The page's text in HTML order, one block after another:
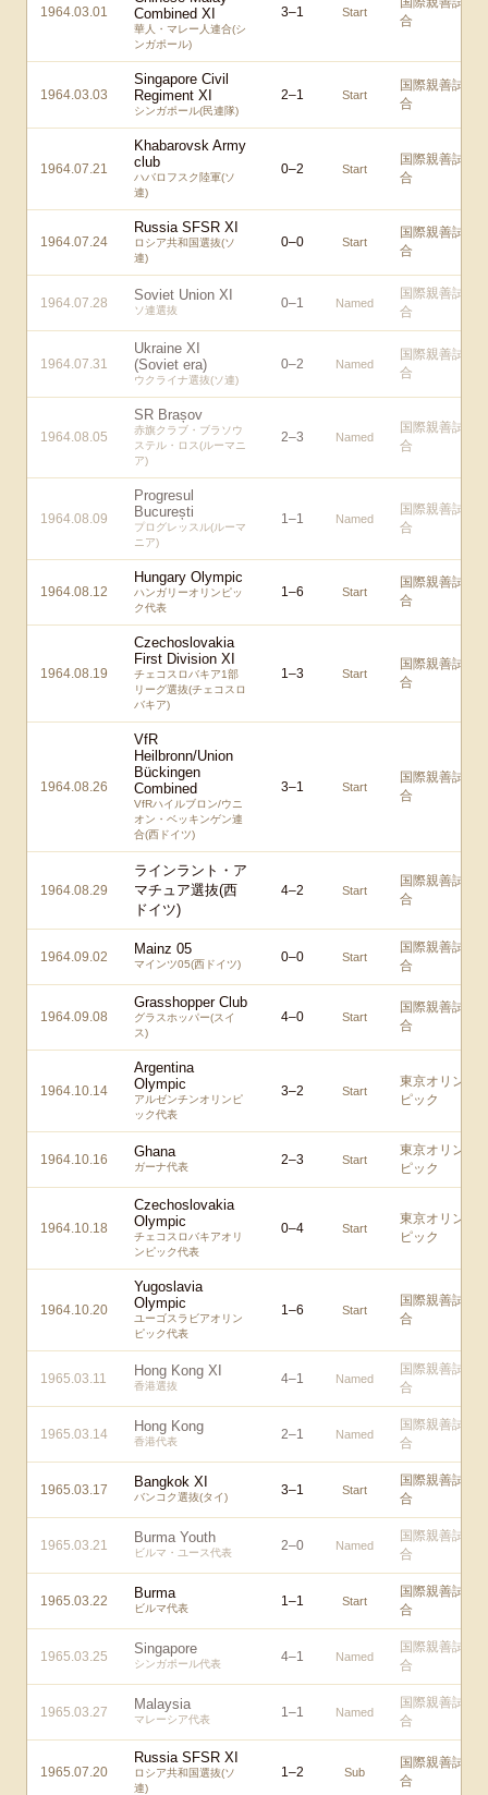
1964.03.01
Combined XI
華人・マレー人連合(シ
ンガポール)
3–1 Start
合
1964.03.03
Singapore Civil
Regiment XI
シンガポール(民連隊)
2–1 Start
国際親善試
合
1964.07.21
Khabarovsk Army
club
ハバロフスク陸軍(ソ
連)
0–2 Start
国際親善試
合
1964.07.24
Russia SFSR XI
ロシア共和国選抜(ソ
連)
0–0 Start
国際親善試
合
1964.07.28 Soviet Union XI
ソ連選抜 0–1 Named
国際親善試
合
1964.07.31
Ukraine XI
(Soviet era)
ウクライナ選抜(ソ連)
0–2 Named
国際親善試
合
1964.08.05
SR Brașov
赤旗クラブ・ブラソウ
ステル・ロス(ルーマニ
ア)
2–3 Named
国際親善試
合
1964.08.09
Progresul
București
プログレッスル(ルーマ
ニア)
1–1 Named
国際親善試
合
1964.08.12
Hungary Olympic
ハンガリーオリンピッ
ク代表
1–6 Start
国際親善試
合
1964.08.19
Czechoslovakia
First Division XI
チェコスロバキア1部
リーグ選抜(チェコスロ
バキア)
1–3 Start
国際親善試
合
1964.08.26
VfR
Heilbronn/Union
Bückingen
Combined
VfRハイルブロン/ウニ
オン・ベッキンゲン連
合(西ドイツ)
3–1 Start
国際親善試
合
1964.08.29
ラインラント・ア
マチュア選抜(西
ドイツ)
4–2 Start
国際親善試
合
1964.09.02 Mainz 05
マインツ05(西ドイツ) 0–0 Start
国際親善試
合
1964.09.08
Grasshopper Club
グラスホッパー(スイ
ス)
4–0 Start
国際親善試
合
1964.10.14
Argentina
Olympic
アルゼンチンオリンピ
ック代表
3–2 Start
東京オリン
ピック
1964.10.16 Ghana
ガーナ代表 2–3 Start
東京オリン
ピック
1964.10.18
Czechoslovakia
Olympic
チェコスロバキアオリ
ンピック代表
0–4 Start
東京オリン
ピック
1964.10.20
Yugoslavia
Olympic
ユーゴスラビアオリン
ピック代表
1–6 Start
国際親善試
合
1965.03.11 Hong Kong XI
香港選抜 4–1 Named
国際親善試
合
1965.03.14 Hong Kong
香港代表 2–1 Named
国際親善試
合
1965.03.17 Bangkok XI
バンコク選抜(タイ) 3–1 Start
国際親善試
合
1965.03.21 Burma Youth
ビルマ・ユース代表 2–0 Named
国際親善試
合
1965.03.22 Burma
ビルマ代表 1–1 Start
国際親善試
合
1965.03.25 Singapore
シンガポール代表 4–1 Named
国際親善試
合
1965.03.27 Malaysia
マレーシア代表 1–1 Named
国際親善試
合
1965.07.20
Russia SFSR XI
ロシア共和国選抜(ソ
連)
1–2 Sub
国際親善試
合